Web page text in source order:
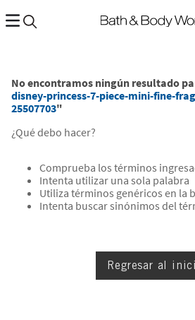
No encontramos ningún resultado
disney-princess-7-piece-mini-fine-
25507703"
¿Qué debo hacer?
Comprueba los términos
Intenta utilizar una sola palabra
Utiliza términos genéricos en la
Intenta buscar sinónimos del
Regresar al